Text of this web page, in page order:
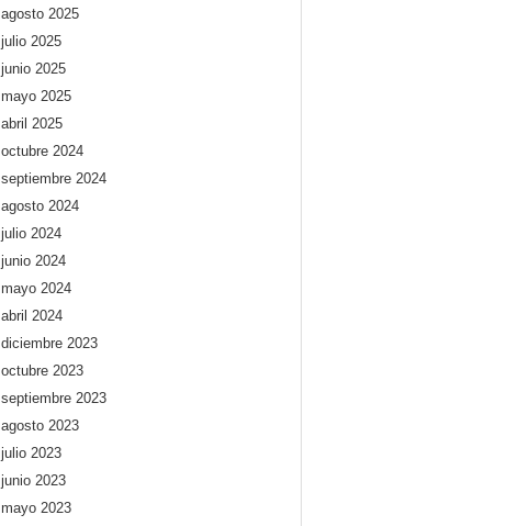
agosto 2025
julio 2025
junio 2025
mayo 2025
abril 2025
octubre 2024
septiembre 2024
agosto 2024
julio 2024
junio 2024
mayo 2024
abril 2024
diciembre 2023
octubre 2023
septiembre 2023
agosto 2023
julio 2023
junio 2023
mayo 2023